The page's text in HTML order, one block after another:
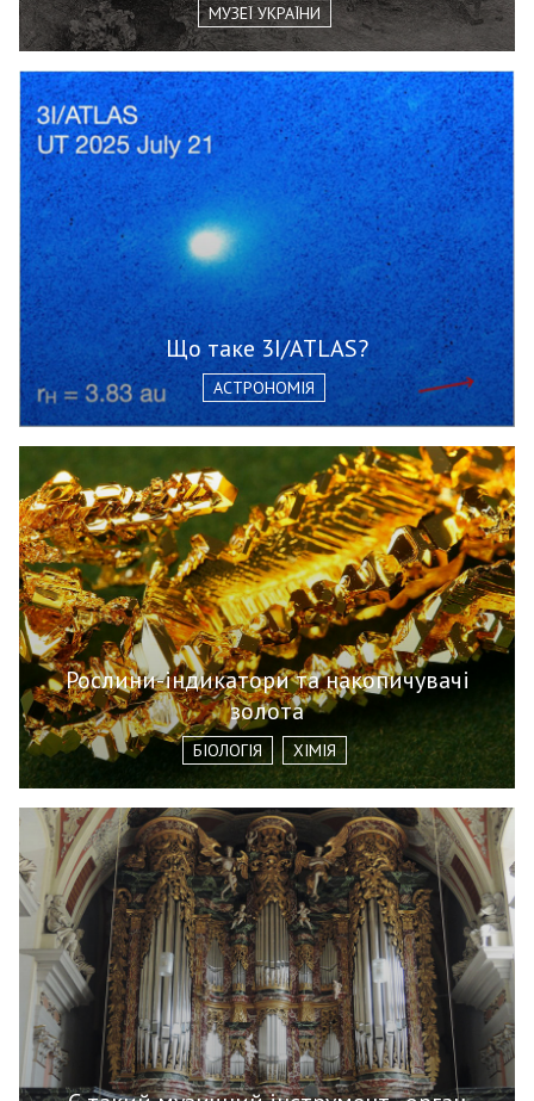
МУЗЕЇ УКРАЇНИ
Що таке 3I/ATLAS?
АСТРОНОМІЯ
Рослини-індикатори та накопичувачі
золота
БІОЛОГІЯ ХІМІЯ